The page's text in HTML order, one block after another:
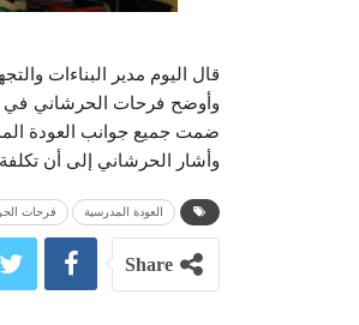
قال اليوم مدير البناءات
وأوضح فرحات الحرشاني في
ضمت جميع جوانب العودة
وأشار الحرشاني إلى أن تكلفة
العودة المدرسية فرحات
Share